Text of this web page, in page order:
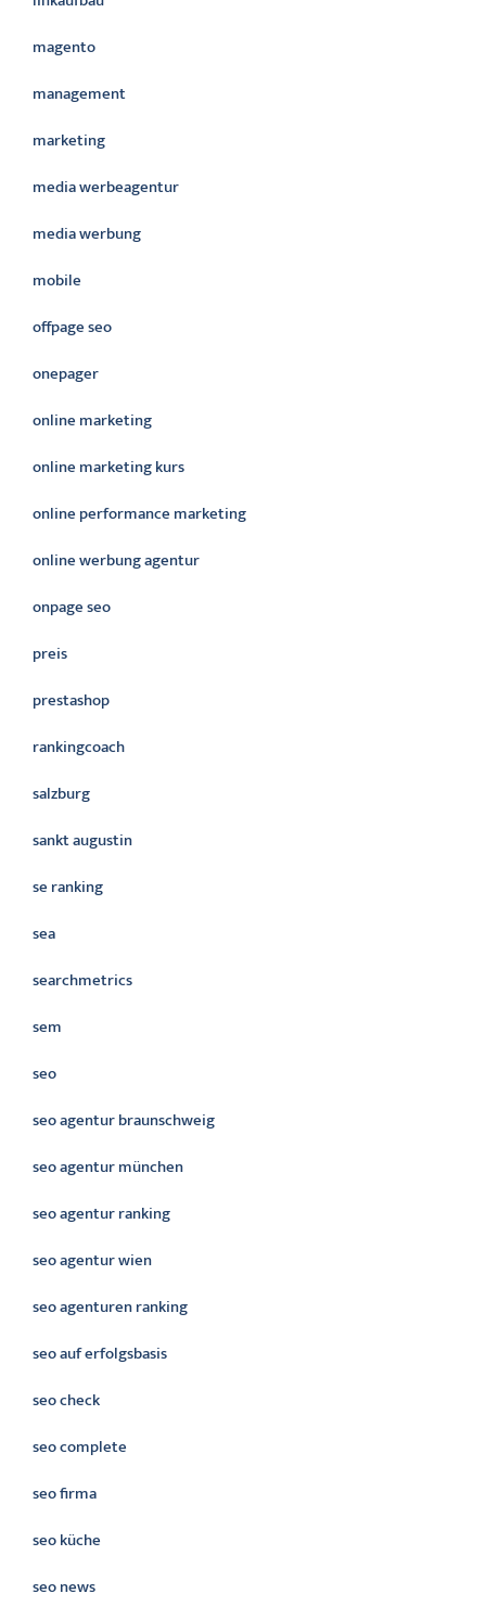
magento
management
marketing
media werbeagentur
media werbung
mobile
offpage seo
onepager
online marketing
online marketing kurs
online performance marketing
online werbung agentur
onpage seo
preis
prestashop
rankingcoach
salzburg
sankt augustin
se ranking
sea
searchmetrics
sem
seo
seo agentur braunschweig
seo agentur münchen
seo agentur ranking
seo agentur wien
seo agenturen ranking
seo auf erfolgsbasis
seo check
seo complete
seo firma
seo küche
seo news